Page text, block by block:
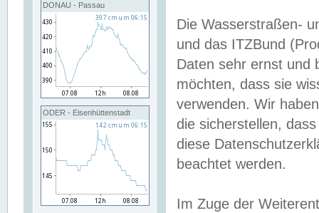
DONAU - Passau
ODER - Eisenhüttenstadt
Die Wasserstraßen-
und das ITZBund
Daten sehr ernst und
möchten, dass sie
verwenden. Wir
die sicherstellen,
diese
beachtet werden.
Im Zuge der